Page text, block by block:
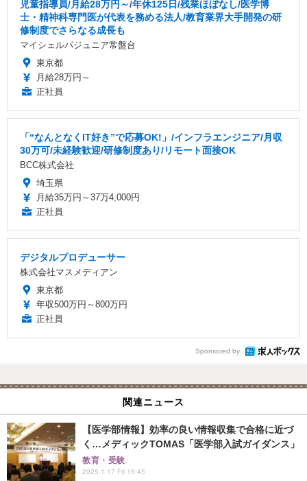
児童指導員/月給28万円～/年休125日/残業ほぼなし/医学博
士・精神科専門医が代表を務める法人/教育業界大手開発の研
修制度でさらなる成長も
マイシェルパジュニア常盤台
東京都
月給28万円～
正社員
「“なんとなくIT好き”で応募OK!」/インフラエンジニア/月収
30万可/未経験歓迎/研修制度あり/リモート面接OK
BCC株式会社
埼玉県
月給35万円～37万4,000円
正社員
デジタルプロデューサー
株式会社マスメディアン
東京都
年収500万円～800万円
正社員
Sponsored by
関連ニュース
【医学部情報】効率の良い情報収集で合格に近づ
く…メディックTOMAS「医学部入試ガイダンス」
教育・受験
2025.1.17 Fri 16:45